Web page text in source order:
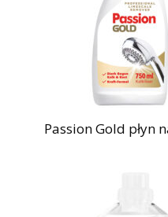
Passion Gold płyn